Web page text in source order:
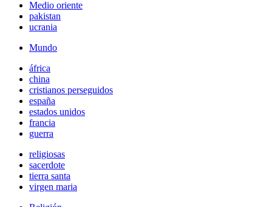
Medio oriente
pakistan
ucrania
Mundo
áfrica
china
cristianos perseguidos
españa
estados unidos
francia
guerra
religiosas
sacerdote
tierra santa
virgen maria